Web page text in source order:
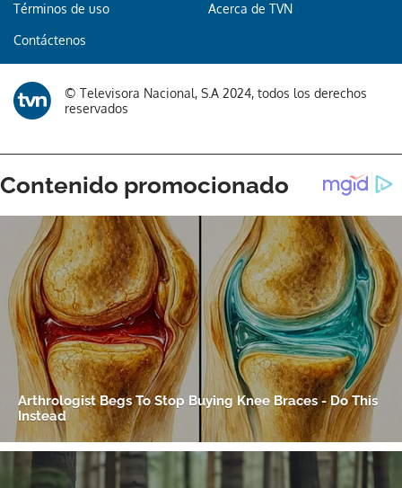
Términos de uso Acerca de TVN
Contáctenos
© Televisora Nacional, S.A 2024, todos los derechos
reservados